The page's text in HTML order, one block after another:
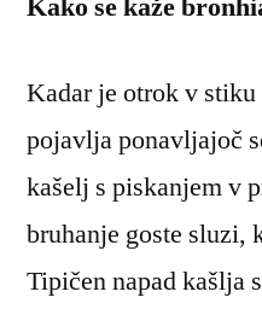
Kadar je otrok v stiku
pojavlja ponavljajoč
kašelj s piskanjem v
bruhanje goste sluzi,
Tipičen napad kašlja